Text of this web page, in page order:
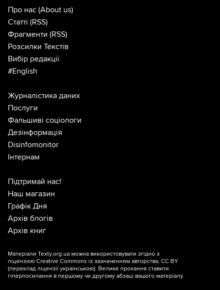
Про нас (About us)
Статті (RSS)
Фрагменти (RSS)
Розсилки Текстів
Вибір редакції
#English
Журналістика даних
Послуги
Фальшиві соціологи
Дезінформація
Disinfomonitor
Інтернам
Підтримай нас!
Наш магазин
Графік Дня
Архів блогів
Архів книг
Матеріали Texty.org.ua можна використовувати згідно з
ліцензією Creative Commons із зазначенням авторства, CC BY
(переклад ліцензії українською). Велике прохання ставити
гіперпосилання в першому чи другому абзаці вашого матеріалу.